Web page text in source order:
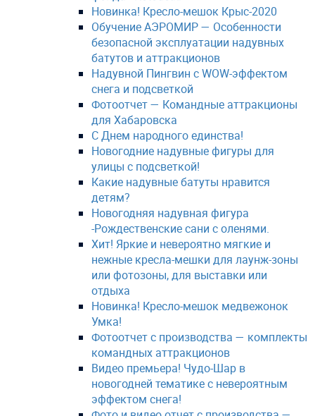
Новинка! Кресло-мешок Крыс-2020
Обучение АЭРОМИР — Особенности
безопасной эксплуатации надувных
батутов и аттракционов
Надувной Пингвин с WOW-эффектом
снега и подсветкой
Фотоотчет — Командные аттракционы
для Хабаровска
С Днем народного единства!
Новогодние надувные фигуры для
улицы с подсветкой!
Какие надувные батуты нравится
детям?
Новогодняя надувная фигура
-Рождественские сани с оленями.
Хит! Яркие и невероятно мягкие и
нежные кресла-мешки для лаунж-зоны
или фотозоны, для выставки или
отдыха
Новинка! Кресло-мешок медвежонок
Умка!
Фотоотчет с производства — комплекты
командных аттракционов
Видео премьера! Чудо-Шар в
новогодней тематике с невероятным
эффектом снега!